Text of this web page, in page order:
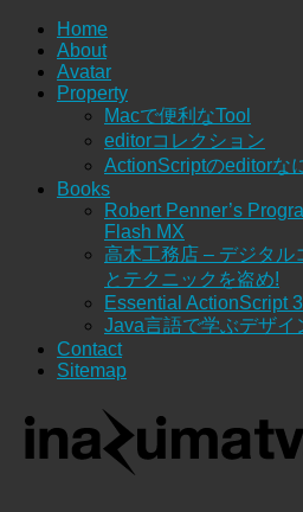
Home
About
Avatar
Property
Macで便利なTool
editorコレクション
ActionScriptのeditorな
Books
Robert Penner’s
Flash MX
高木工務店 – デジタル
とテクニックを盗め!
Essential ActionScript
Java言語で学ぶデザイ
Contact
Sitemap